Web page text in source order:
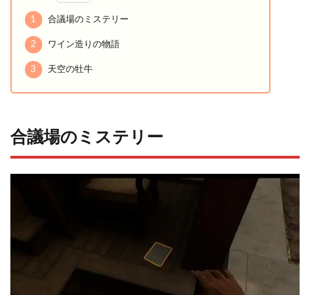
1 合議場のミステリー
2 ワイン造りの物語
3 天空の牡牛
合議場のミステリー